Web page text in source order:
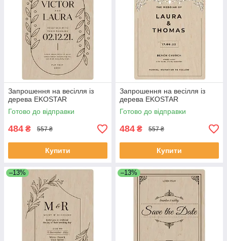
Запрошення на весілля із
дерева EKOSTAR
Готово до відправки
484 ₴ 557 ₴
Купити
Запрошення на весілля із
дерева EKOSTAR
Готово до відправки
484 ₴ 557 ₴
Купити
–13% –13%